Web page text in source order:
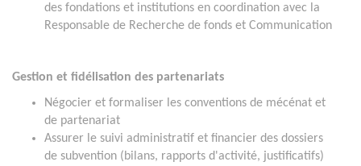
des fondations et institutions en coordination avec la
Responsable de Recherche de fonds et Communication
Gestion et fidélisation des partenariats
Négocier et formaliser les conventions de mécénat et
de partenariat
Assurer le suivi administratif et financier des dossiers
de subvention (bilans, rapports d'activité, justificatifs)